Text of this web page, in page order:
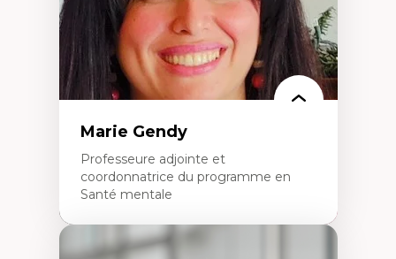
Épistémologie des techniques de recherche
numérique et l’IA
Théorie des droits de la personne
La pensée politique d’Hannah Arendt
La pensée politique à l’ère numérique
Justice internationale et normes
internationales
Marie Gendy
Professeure adjointe et
coordonnatrice du programme en
Santé mentale
Expertises